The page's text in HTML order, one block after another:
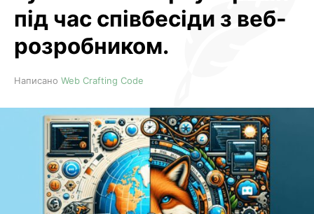
під час співбесіди з веб-
розробником.
Читати повністю
Написано Web Crafting Code